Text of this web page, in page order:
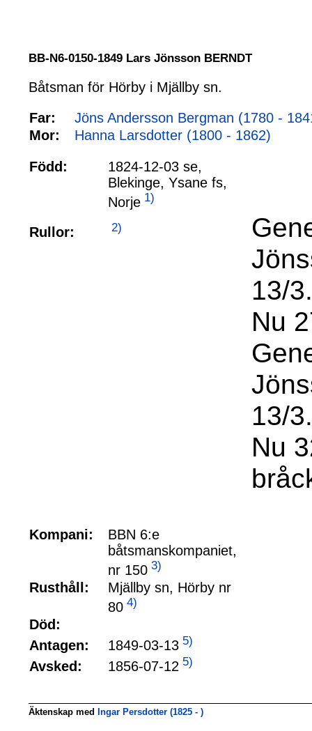
BB-N6-0150-1849 Lars Jönsson BERNDT
Båtsman för Hörby i Mjällby sn.
Far:
Jöns Andersson Bergman (1780 -
Mor:
Hanna Larsdotter (1800 - 1862)
Född:
1824-12-03 se,
Blekinge, Ysane fs,
Norje 1)
Rullor: 2)
13/
Nu
13/
Nu
Kompani:
BBN 6:e
båtsmanskompaniet,
nr 150 3)
Rusthåll:
Mjällby sn, Hörby nr
80 4)
Död:
Antagen:
1849-03-13 5)
Avsked: 1856-07-12 5)
Äktenskap med Ingar Persdotter (1825 - )